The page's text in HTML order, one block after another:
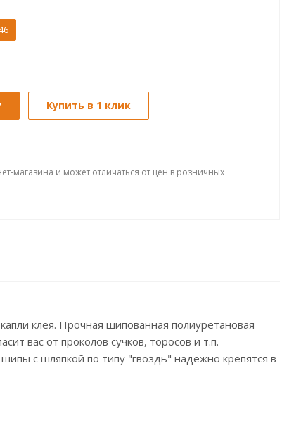
Купить в 1 клик
магазина и может отличаться от цен в розничных
клея. Прочная шипованная полиуретановая
вас от проколов сучков, торосов и т.п.
с шляпкой по типу "гвоздь" надежно крепятся в